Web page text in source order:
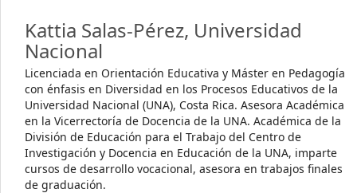
Kattia Salas-Pérez, Universidad
Nacional
Licenciada en Orientación Educativa y Máster en Pedagogía
con énfasis en Diversidad en los Procesos Educativos de la
Universidad Nacional (UNA), Costa Rica. Asesora Académica
en la Vicerrectoría de Docencia de la UNA. Académica de la
División de Educación para el Trabajo del Centro de
Investigación y Docencia en Educación de la UNA, imparte
cursos de desarrollo vocacional, asesora en trabajos finales
de graduación.